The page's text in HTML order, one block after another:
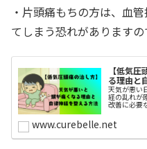
・片頭痛もちの方は、血
てしまう恐れがありますの
【低気
る理由と
天気が悪い
経の乱れが
改善に必要
すぐに効く
www.curebelle.net